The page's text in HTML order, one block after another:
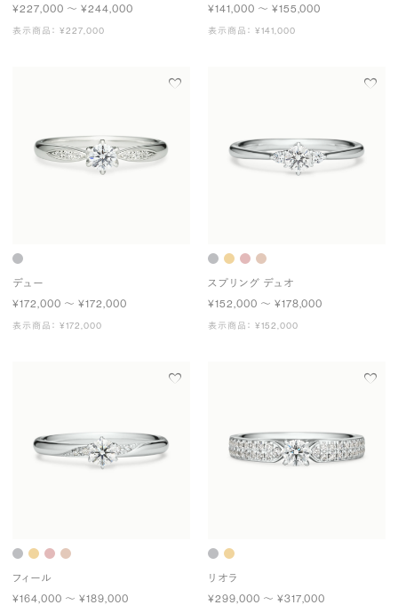
¥227,000 〜 ¥244,000
表示商品： ¥227,000
¥141,000 〜 ¥155,000
表示商品： ¥141,000
デュー
¥172,000 〜 ¥172,000
表示商品： ¥172,000
スプリング デュオ
¥152,000 〜 ¥178,000
表示商品： ¥152,000
フィール
¥164,000 〜 ¥189,000
リオラ
¥299,000 〜 ¥317,000